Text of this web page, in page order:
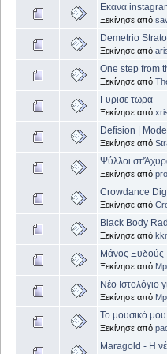
Εκανα
Ξεκίνησε από
Demetrio
Ξεκίνησε από
One step from
Ξεκίνησε από
Γυρισε τωρα
Ξεκίνησε από
Defision |
Ξεκίνησε από
Ψύλλοι
Ξεκίνησε από
Crowdance
Ξεκίνησε από
Black Body
Ξεκίνησε από
Μάνος Ξυδούς -
Ξεκίνησε από
Νέο Ιστολόγιο
Ξεκίνησε από
Το μουσικό
Ξεκίνησε από
Maragold - Η